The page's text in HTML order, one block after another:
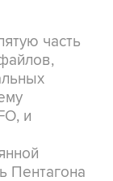
часть
и
Пентагона